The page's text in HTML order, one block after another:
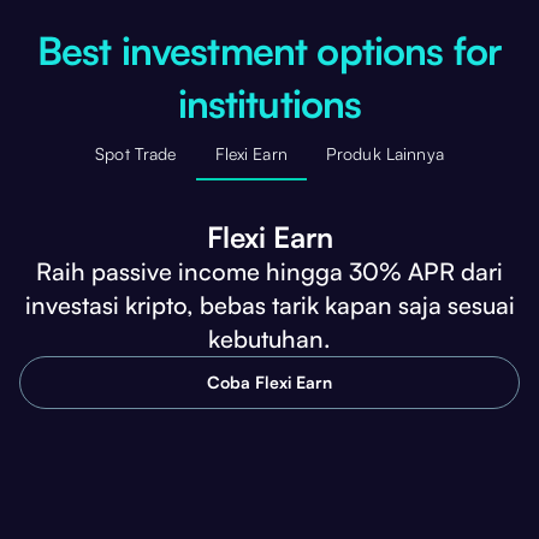
Best investment options for
institutions
Spot Trade Flexi Earn Produk Lainnya
Flexi Earn
Raih passive income hingga 30% APR dari
investasi kripto, bebas tarik kapan saja sesuai
kebutuhan.
Coba Flexi Earn